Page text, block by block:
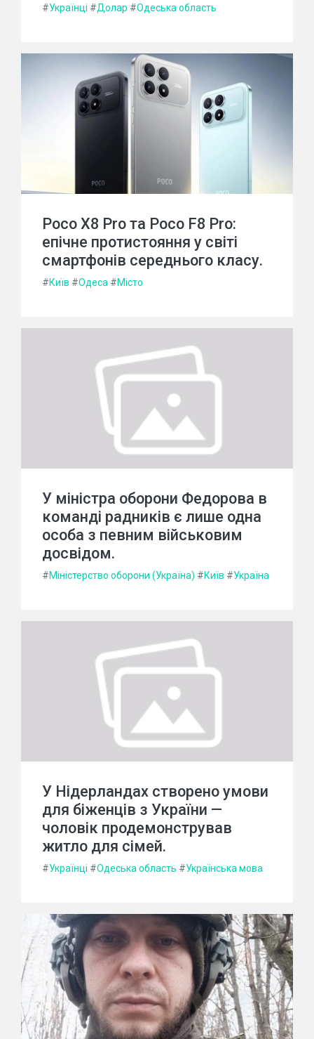
#Українці #Долар #Одеська область
Poco X8 Pro та Poco F8 Pro:
епічне протистояння у світі
смартфонів середнього класу.
#Київ #Одеса #Місто
У міністра оборони Федорова в
команді радників є лише одна
особа з певним військовим
досвідом.
#Міністерство оборони (Україна) #Київ #Україна
У Нідерландах створено умови
для біженців з України —
чоловік продемонстрував
житло для сімей.
#Українці #Одеська область #Українська мова